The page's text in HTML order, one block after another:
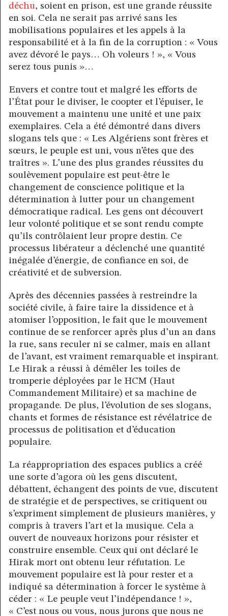
déchu, soient en prison, est une grande réussite
en soi. Cela ne serait pas arrivé sans les
mobilisations populaires et les appels à la
responsabilité et à la fin de la corruption : « Vous
avez dévoré le pays… Oh voleurs ! », « Vous
serez tous punis »…
Envers et contre tout et malgré les efforts de
l’État pour le diviser, le coopter et l’épuiser, le
mouvement a maintenu une unité et une paix
exemplaires. Cela a été démontré dans divers
slogans tels que : « Les Algériens sont frères et
sœurs, le peuple est uni, vous n’êtes que des
traîtres ». L’une des plus grandes réussites du
soulèvement populaire est peut-être le
changement de conscience politique et la
détermination à lutter pour un changement
démocratique radical. Les gens ont découvert
leur volonté politique et se sont rendu compte
qu’ils contrôlaient leur propre destin. Ce
processus libérateur a déclenché une quantité
inégalée d’énergie, de confiance en soi, de
créativité et de subversion.
Après des décennies passées à restreindre la
société civile, à faire taire la dissidence et à
atomiser l’opposition, le fait que le mouvement
continue de se renforcer après plus d’un an dans
la rue, sans reculer ni se calmer, mais en allant
de l’avant, est vraiment remarquable et inspirant.
Le Hirak a réussi à démêler les toiles de
tromperie déployées par le HCM (Haut
Commandement Militaire) et sa machine de
propagande. De plus, l’évolution de ses slogans,
chants et formes de résistance est révélatrice de
processus de politisation et d’éducation
populaire.
La réappropriation des espaces publics a créé
une sorte d’agora où les gens discutent,
débattent, échangent des points de vue, discutent
de stratégie et de perspectives, se critiquent ou
s’expriment simplement de plusieurs manières, y
compris à travers l’art et la musique. Cela a
ouvert de nouveaux horizons pour résister et
construire ensemble. Ceux qui ont déclaré le
Hirak mort ont obtenu leur réfutation. Le
mouvement populaire est là pour rester et a
indiqué sa détermination à forcer le système à
céder : « Le peuple veut l’indépendance ! »,
« C’est nous ou vous, nous jurons que nous ne